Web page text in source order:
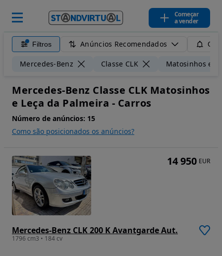
Começar
a vender
Filtros Anúncios Recomendados
Mercedes-Benz Classe CLK Matosinhos e
Mercedes-Benz Classe CLK Matosinhos
e Leça da Palmeira - Carros
Número de anúncios: 15
Como são posicionados os anúncios?
Mercedes-Benz CLK 200 K Avantgarde Aut.
1796 cm3 • 184 cv
14 950 EUR